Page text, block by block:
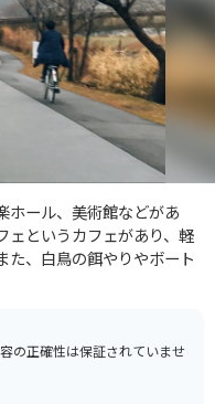
ホール、美術館などがあ
ェというカフェがあり、軽
た、白鳥の餌やりやボート
の正確性は保証されていませ